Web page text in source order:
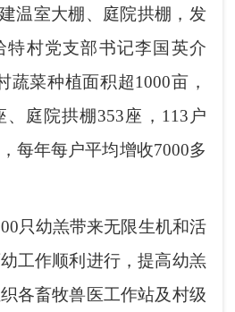
温室大棚、庭院拱棚，发
特村党支部书记李国英介
蔬菜种植面积超1000亩，
庭院拱棚353座，113户
每年每户平均增收7000多
幼羔带来无限生机和活
工作顺利进行，提高幼羔
各畜牧兽医工作站及村级